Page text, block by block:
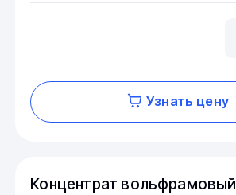
Узнать цену
Концентрат вольфрамовый